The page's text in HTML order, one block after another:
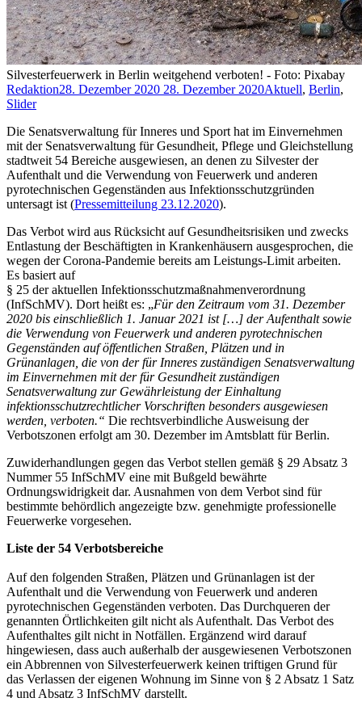
Silvesterfeuerwerk in Berlin weitgehend verboten! - Foto: Pixabay
Redaktion28. Dezember 2020 28. Dezember 2020Aktuell, Berlin,
Slider
Die Senatsverwaltung für Inneres und Sport hat im Einvernehmen
mit der Senatsverwaltung für Gesundheit, Pflege und Gleichstellung
stadtweit 54 Bereiche ausgewiesen, an denen zu Silvester der
Aufenthalt und die Verwendung von Feuerwerk und anderen
pyrotechnischen Gegenständen aus Infektionsschutzgründen
untersagt ist (Pressemitteilung 23.12.2020).
Das Verbot wird aus Rücksicht auf Gesundheitsrisiken und zwecks
Entlastung der Beschäftigten in Krankenhäusern ausgesprochen, die
wegen der Corona-Pandemie bereits am Leistungs-Limit arbeiten.
Es basiert auf
§ 25 der aktuellen Infektionsschutzmaßnahmenverordnung
(InfSchMV). Dort heißt es: „Für den Zeitraum vom 31. Dezember
2020 bis einschließlich 1. Januar 2021 ist […] der Aufenthalt sowie
die Verwendung von Feuerwerk und anderen pyrotechnischen
Gegenständen auf öffentlichen Straßen, Plätzen und in
Grünanlagen, die von der für Inneres zuständigen Senatsverwaltung
im Einvernehmen mit der für Gesundheit zuständigen
Senatsverwaltung zur Gewährleistung der Einhaltung
infektionsschutzrechtlicher Vorschriften besonders ausgewiesen
werden, verboten.“ Die rechtsverbindliche Ausweisung der
Verbotszonen erfolgt am 30. Dezember im Amtsblatt für Berlin.
Zuwiderhandlungen gegen das Verbot stellen gemäß § 29 Absatz 3
Nummer 55 InfSchMV eine mit Bußgeld bewährte
Ordnungswidrigkeit dar. Ausnahmen von dem Verbot sind für
bestimmte behördlich angezeigte bzw. genehmigte professionelle
Feuerwerke vorgesehen.
Liste der 54 Verbotsbereiche
Auf den folgenden Straßen, Plätzen und Grünanlagen ist der
Aufenthalt und die Verwendung von Feuerwerk und anderen
pyrotechnischen Gegenständen verboten. Das Durchqueren der
genannten Örtlichkeiten gilt nicht als Aufenthalt. Das Verbot des
Aufenthaltes gilt nicht in Notfällen. Ergänzend wird darauf
hingewiesen, dass auch außerhalb der ausgewiesenen Verbotszonen
ein Abbrennen von Silvesterfeuerwerk keinen triftigen Grund für
das Verlassen der eigenen Wohnung im Sinne von § 2 Absatz 1 Satz
4 und Absatz 3 InfSchMV darstellt.